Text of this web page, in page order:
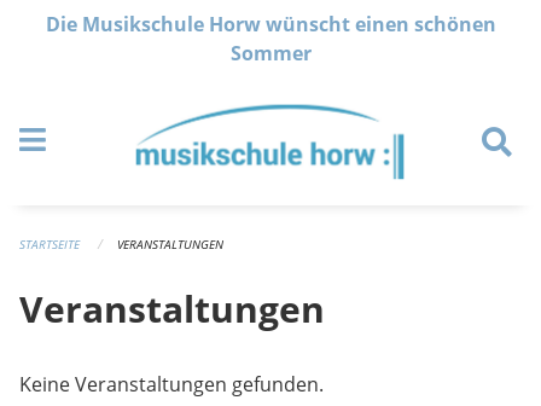
Navigation überspringen
Die Musikschule Horw wünscht einen schönen
Sommer
STARTSEITE VERANSTALTUNGEN
Veranstaltungen
Keine Veranstaltungen gefunden.